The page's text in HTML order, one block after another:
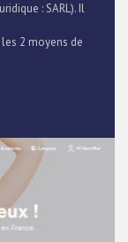
: SARL). Il
2 moyens de